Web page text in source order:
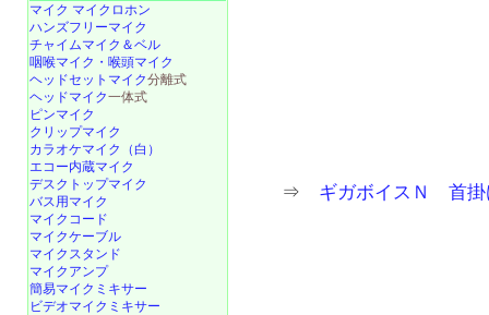
⇒ ギガボイスＮ 首
マイク マイクロホン
ハンズフリーマイク
チャイムマイク＆ベル
咽喉マイク・喉頭マイク
ヘッドセットマイク分離式
ヘッドマイク一体式
ピンマイク
クリップマイク
カラオケマイク（白）
エコー内蔵マイク
デスクトップマイク
バス用マイク
マイクコード
マイクケーブル
マイクスタンド
マイクアンプ
簡易マイクミキサー
ビデオマイクミキサー